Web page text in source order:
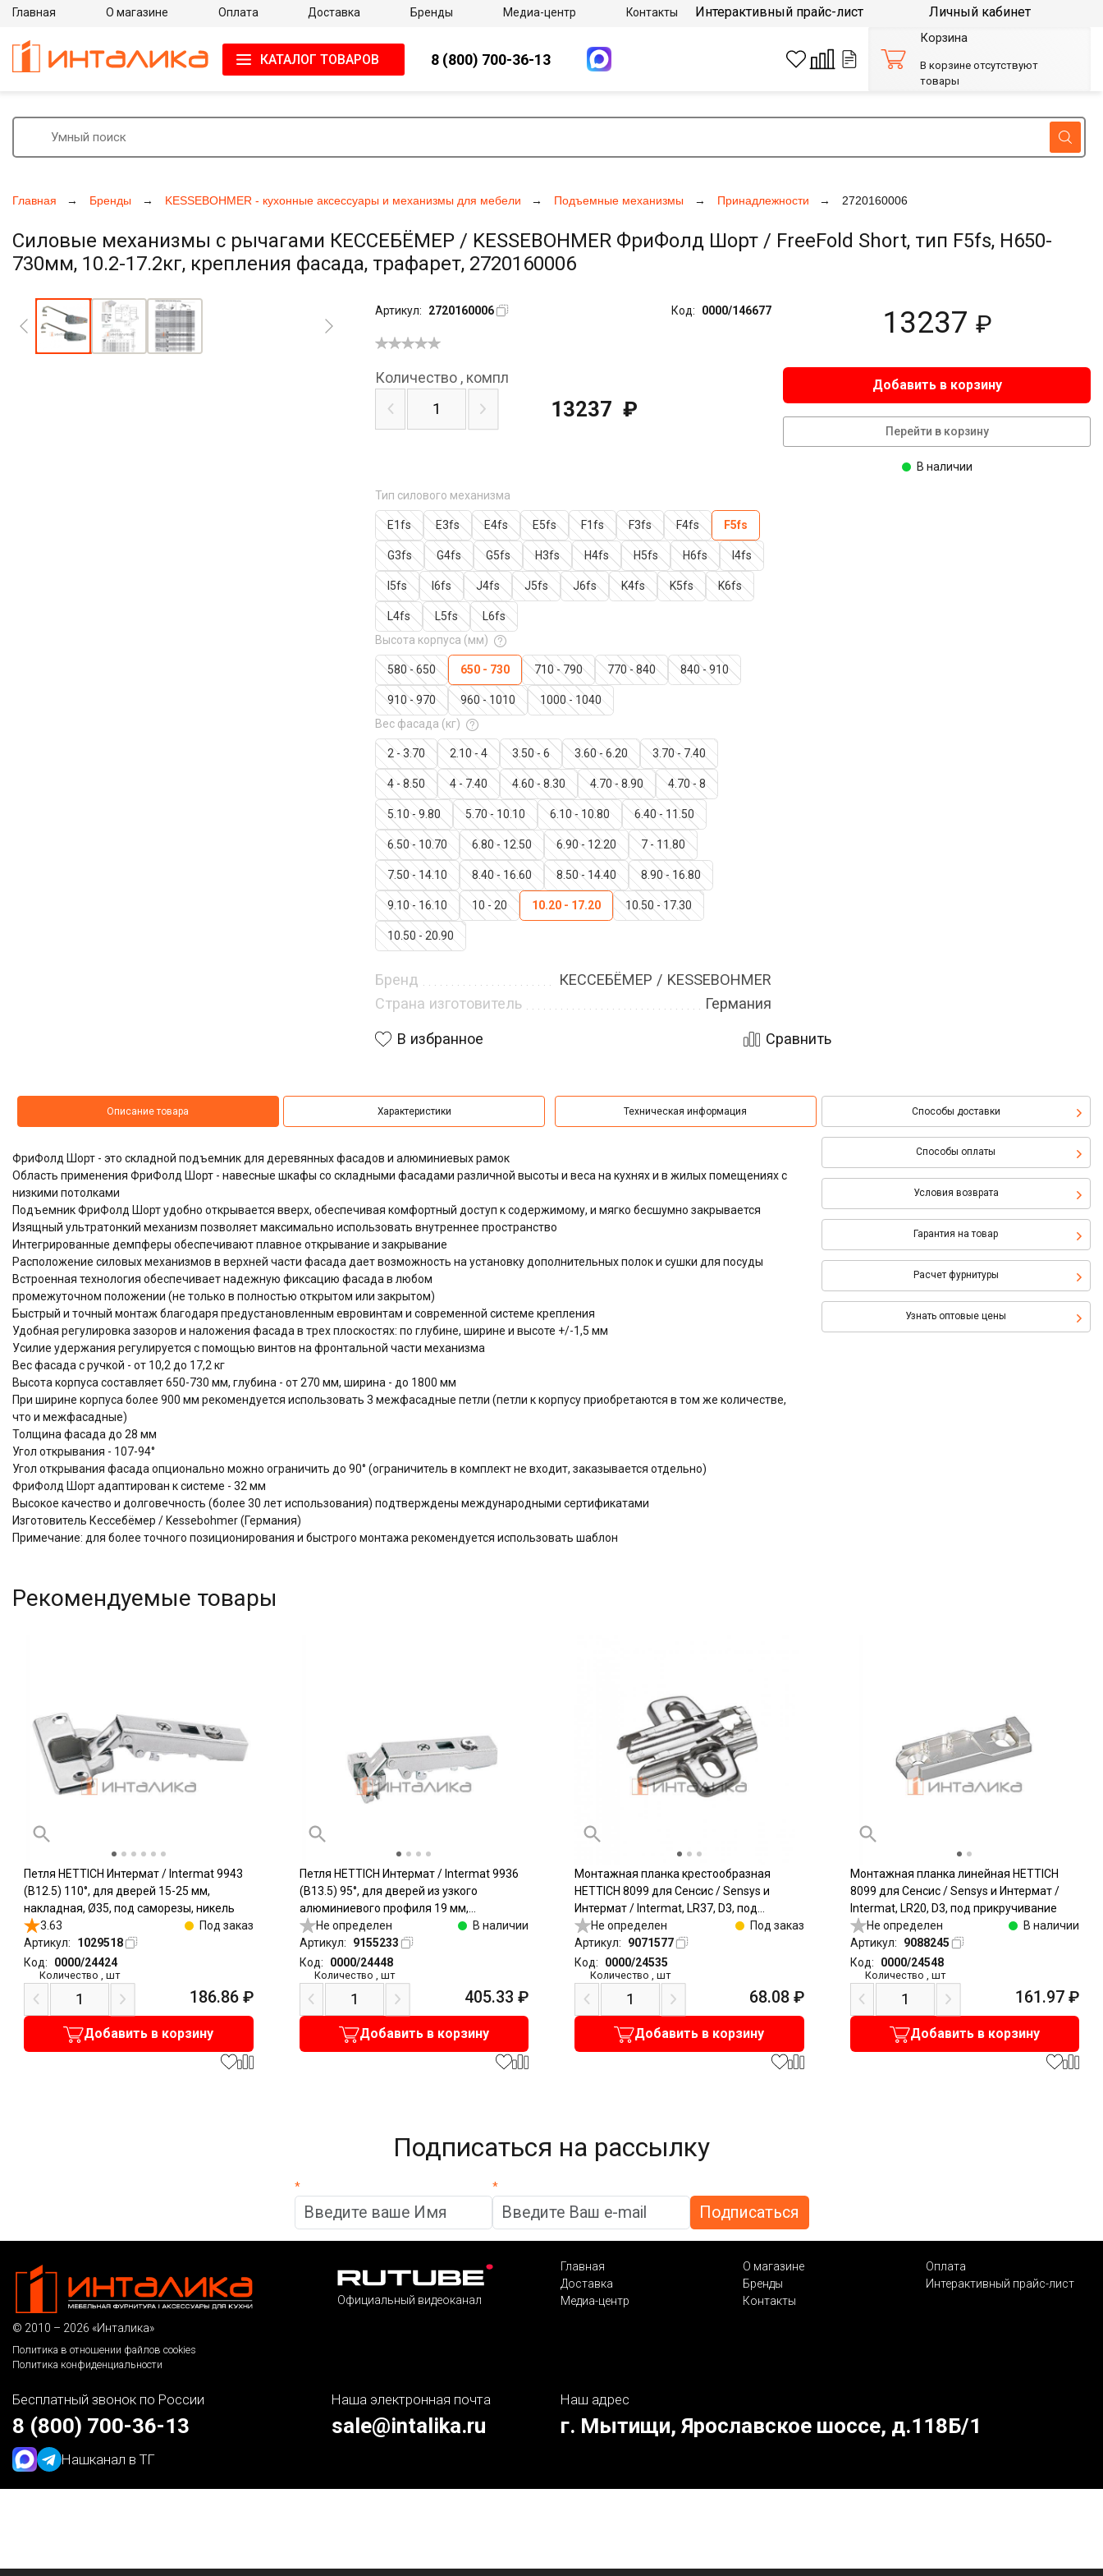
Главная Бренды KESSEBOHMER - кухонные аксессуары и механизмы для мебели Подъемные механизмы Принадлежности 2720160006
Силовые механизмы с рычагами КЕССЕБЁМЕР / KESSEBOHMER ФриФолд Шорт / FreeFold Short, тип F5fs, H650-
730мм, 10.2-17.2кг, крепления фасада, трафарет, 2720160006
Артикул: 2720160006 Код: 0000/146677 13237 ₽
Тип силового механизма
E1fs E3fs E4fs E5fs F1fs F3fs F4fs F5fs
G3fs G4fs G5fs H3fs H4fs H5fs H6fs I4fs
I5fs I6fs J4fs J5fs J6fs K4fs K5fs K6fs
L4fs L5fs
L6fs
Высота корпуса (мм)
580 - 650 650 - 730 710 - 790 770 - 840 840 - 910
910 - 970 960 - 1010
1000 - 1040
Вес фасада (кг)
2 - 3.70 2.10 - 4 3.50 - 6 3.60 - 6.20 3.70 - 7.40
4 - 8.50 4 - 7.40 4.60 - 8.30 4.70 - 8.90 4.70 - 8
5.10 - 9.80 5.70 - 10.10 6.10 - 10.80 6.40 - 11.50
6.50 - 10.70 6.80 - 12.50 6.90 - 12.20 7 - 11.80
7.50 - 14.10 8.40 - 16.60 8.50 - 14.40 8.90 - 16.80
9.10 - 16.10 10 - 20 10.20 - 17.20 10.50 - 17.30
10.50 - 20.90
Бренд
КЕССЕБЁМЕР / KESSEBOHMER
Страна изготовитель
Германия
Количество , компл
13237 ₽
Добавить в корзину
Перейти в корзину
В наличии
В избранное Сравнить
Описание товара Характеристики Техническая информация Способы доставки
Способы оплаты
Условия возврата
Гарантия на товар
Расчет фурнитуры
Узнать оптовые цены
ФриФолд Шорт - это складной подъемник для деревянных фасадов и алюминиевых рамок
Область применения ФриФолд Шорт - навесные шкафы со складными фасадами различной высоты и веса на кухнях и в жилых помещениях с
низкими потолками
Подъемник ФриФолд Шорт удобно открывается вверх, обеспечивая комфортный доступ к содержимому, и мягко бесшумно закрывается
Изящный ультратонкий механизм позволяет максимально использовать внутреннее пространство
Интегрированные демпферы обеспечивают плавное открывание и закрывание
Расположение силовых механизмов в верхней части фасада дает возможность на установку дополнительных полок и сушки для посуды
Встроенная технология обеспечивает надежную фиксацию фасада в любом
промежуточном положении (не только в полностью открытом или закрытом)
Быстрый и точный монтаж благодаря предустановленным евровинтам и современной системе крепления
Удобная регулировка зазоров и наложения фасада в трех плоскостях: по глубине, ширине и высоте +/-1,5 мм
Усилие удержания регулируется с помощью винтов на фронтальной части механизма
Вес фасада с ручкой - от 10,2 до 17,2 кг
Высота корпуса составляет 650-730 мм, глубина - от 270 мм, ширина - до 1800 мм
При ширине корпуса более 900 мм рекомендуется использовать 3 межфасадные петли (петли к корпусу приобретаются в том же количестве,
что и межфасадные)
Толщина фасада до 28 мм
Угол открывания - 107-94°
Угол открывания фасада опционально можно ограничить до 90° (ограничитель в комплект не входит, заказывается отдельно)
ФриФолд Шорт адаптирован к системе - 32 мм
Высокое качество и долговечность (более 30 лет использования) подтверждены международными сертификатами
Изготовитель Кессебёмер / Kessebohmer (Германия)
Примечание: для более точного позиционирования и быстрого монтажа рекомендуется использовать шаблон
Рекомендуемые товары
Петля HETTICH Интермат / Intermat 9943
(B12.5) 110°, для дверей 15-25 мм,
накладная, Ø35, под саморезы, никель
3.63
Под заказ
Артикул:
1029518
Код:
0000/24424
Количество шт
186.86 ₽
Добавить в корзину
Петля HETTICH Интермат / Intermat 9936
(B13.5) 95°, для дверей из узкого
алюминиевого профиля 19 мм,
накладная, под саморезы, никель
Не определен
В наличии
Артикул:
9155233
Код:
0000/24448
Количество ,шт
405.33 ₽
Добавить в корзину
Монтажная планка крестообразная
HETTICH 8099 для Сенсис / Sensys и
Интермат / Intermat, LR37, D3, под
прикручивание
Не определен
Под заказ
Артикул:
9071577
Код:
0000/24535
Количество шт
68.08 ₽
Добавить в корзину
Монтажная планка линейная HETTICH
8099 для Сенсис / Sensys и Интермат /
Intermat, LR20, D3, под прикручивание
Не определен
В наличии
Артикул:
9088245
Код:
0000/24548
Количество ,шт
161.97 ₽
Добавить в корзину
Главная О магазине Оплата Доставка Бренды Медиа-центр Контакты Интерактивный прайс-лист Личный кабинет
КАТАЛОГ ТОВАРОВ 8 (800) 700-36-13
Корзина
В корзине отсутствуют
товары
Подписаться на рассылку
* *
© 2010 – 2026 «Инталика»
Политика в отношении файлов cookies
Политика конфиденциальности
Официальный видеоканал
Главная О магазине
Оплата
Доставка
Бренды
Интерактивный прайс-лист
Медиа-центр
Контакты
Бесплатный звонок по России
8 (800) 700-36-13
Нашканал в ТГ
Наша электронная почта
sale@intalika.ru
Наш адрес
г. Мытищи, Ярославское шоссе, д.118Б/1